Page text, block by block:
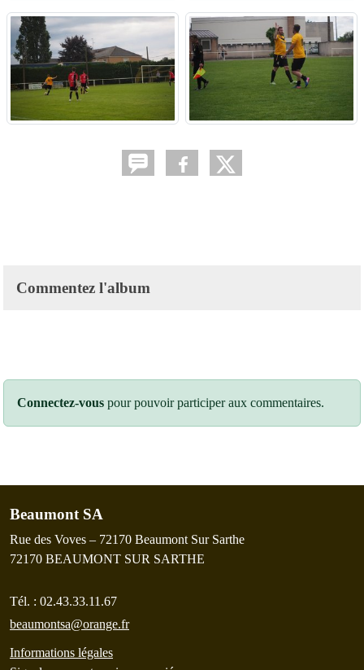
Commentez l'album
Connectez-vous pour pouvoir participer aux commentaires.
Beaumont SA
Rue des Voves – 72170 Beaumont Sur Sarthe
72170 BEAUMONT SUR SARTHE
Tél. : 02.43.33.11.67
beaumontsa@orange.fr
Informations légales